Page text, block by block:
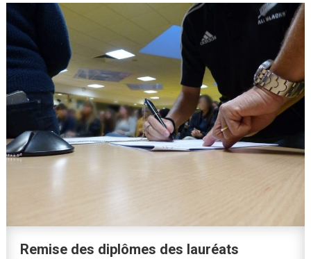
Du
Collège
Remise des diplômes des lauréats